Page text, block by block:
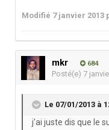
Modifié 7 janvier 2013
mkr 684
Posté(e) 7
Le 07/01/2013 à
j'ai juste dis que le